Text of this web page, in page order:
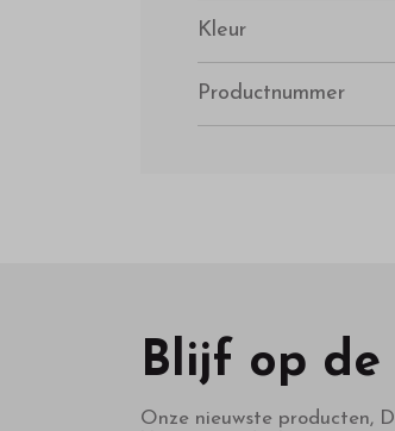
Kleur
Productnummer
Blijf op de
Onze nieuwste producten,